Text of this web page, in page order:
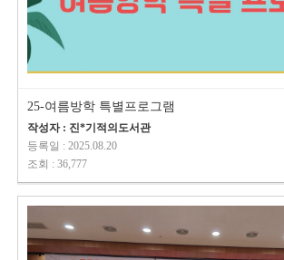
25-여름방학 특별프로그램
작성자 : 진*기적의도서관
등록일 : 2025.08.20
조회 : 36,777